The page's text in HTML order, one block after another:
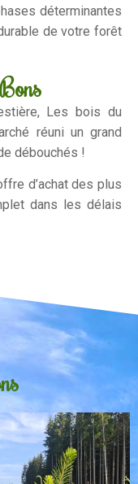
déterminantes
de votre forêt
Les bois du
réuni un grand
débouchés !
d’achat des plus
dans les délais